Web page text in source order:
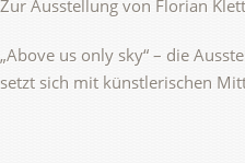
Zur Ausstellung von Florian
„Above us only sky“ – die
setzt sich mit künstlerischen